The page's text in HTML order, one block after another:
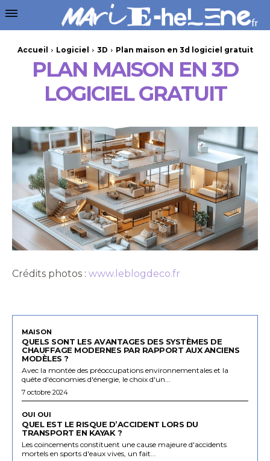
Accueil Logiciel 3D Plan maison en 3d logiciel gratuit
PLAN MAISON EN 3D
LOGICIEL GRATUIT
Crédits photos : www.leblogdeco.fr
MAISON
QUELS SONT LES AVANTAGES DES SYSTÈMES DE
CHAUFFAGE MODERNES PAR RAPPORT AUX ANCIENS
MODÈLES ?
Avec la montée des préoccupations environnementales et la
quête d'économies d'énergie, le choix d'un...
7 octobre 2024
OUI OUI
QUEL EST LE RISQUE D’ACCIDENT LORS DU
TRANSPORT EN KAYAK ?
Les coincements constituent une cause majeure d'accidents
mortels en sports d'eaux vives, un fait...